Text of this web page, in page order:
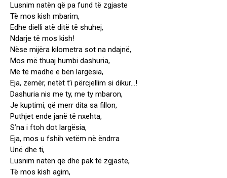
Lusnim natën që pa fund të zgjaste
Të mos kish mbarim,
Edhe dielli atë ditë të shuhej,
Ndarje të mos kish!
Nëse mijëra kilometra sot na ndajnë,
Mos më thuaj humbi dashuria,
Më të madhe e bën largësia,
Eja, zemër, netët t’i përcjellim si dikur…!
Dashuria nis me ty, me ty mbaron,
Je kuptimi, që merr dita sa fillon,
Puthjet ende janë të nxehta,
S’na i ftoh dot largësia,
Eja, mos u fshih vetëm në ëndrra
Unë dhe ti,
Lusnim natën që dhe pak të zgjaste,
Të mos kish agim,